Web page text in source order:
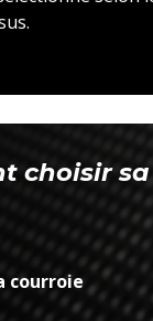
choisir
courroie